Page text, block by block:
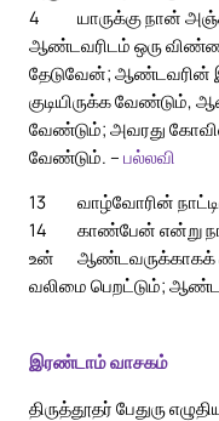
யாருக்கு நான்
4
ஆண்டவரிடம் ஒரு
தேடுவேன்; ஆண்டவரின்
குடியிருக்க
வேண்டும்; அவரது
வேண்டும். – பல்லவி
13
வாழ்வோரின்
காண்பேன் என்று
14
ஆண்டவருக்காகக்
உன்
வலிமை பெறட்டும்;
இரண்டாம் வாசகம்
திருத்தூதர் பேதுரு